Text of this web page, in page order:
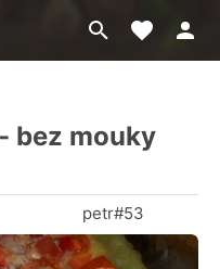
Přejít
na
Moje
bez mouky
petr#53